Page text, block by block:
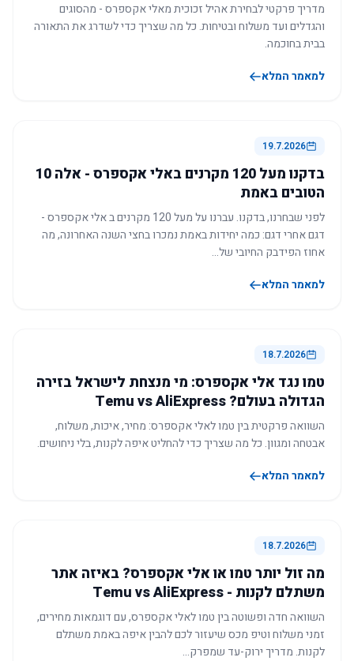
מדריך פרקטי לבחירת אהיל זכוכית מאלי אקספרס - מהסוגים
והגדלים ועד משלוח ובטיחות. כל מה שצריך כדי לשדרג את התאורה
בבית בחוכמה.
למאמר המלא
19.7.2026
בדקנו מעל 120 מקרנים באלי אקספרס - אלה 10
הטובים באמת
לפני שבחרנו, בדקנו. עברנו על מעל 120 מקרנים ב אלי אקספרס -
דגם אחרי דגם: כמה יחידות באמת נמכרו בחצי השנה האחרונה, מה
אחוז הפידבק החיובי של…
למאמר המלא
18.7.2026
טמו נגד אלי אקספרס: מי מנצחת לישראל בזירה
הגדולה בעולם? Temu vs AliExpress
השוואה פרקטית בין טמו לאלי אקספרס: מחיר, איכות, משלוח,
אבטחה ומגוון. כל מה שצריך כדי להחליט איפה לקנות, בלי ניחושים.
למאמר המלא
18.7.2026
מה זול יותר טמו או אלי אקספרס? באיזה אתר
משתלם לקנות - Temu vs AliExpress
השוואה חדה ופשוטה בין טמו לאלי אקספרס, עם דוגמאות מחירים,
זמני משלוח וטיפ מכס שיעזור לכם להבין איפה באמת משתלם
לקנות. מדריך ירוק-עד שמפרק…